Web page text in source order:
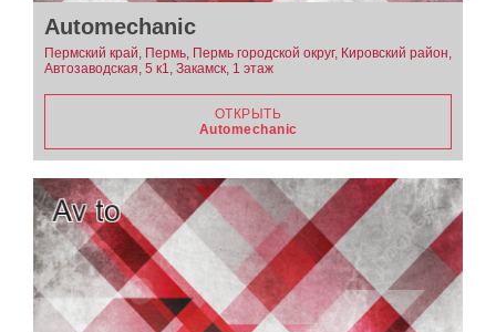
Automechanic
Пермский край, Пермь, Пермь городской округ, Кировский район,
Автозаводская, 5 к1, Закамск, 1 этаж
ОТКРЫТЬ
Automechanic